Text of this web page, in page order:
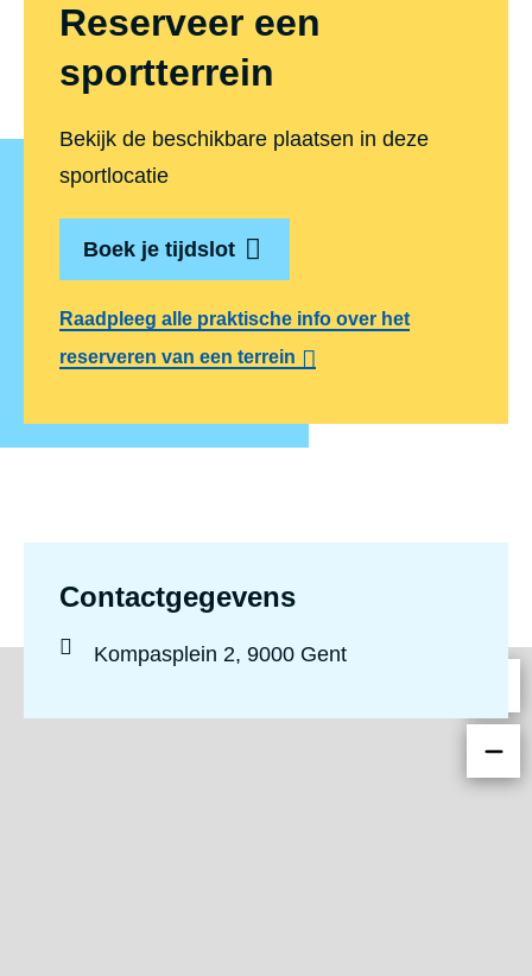
Reserveer een
sportterrein
Bekijk de beschikbare plaatsen in deze
sportlocatie
Boek je tijdslot
Raadpleeg alle praktische info over het
reserveren van een terrein
Contactgegevens
Locatie
Kompasplein 2, 9000 Gent